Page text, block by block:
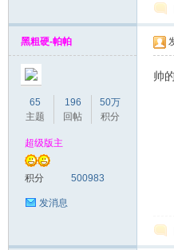
黑粗硬-帕帕
65
主题
196
回帖
50万
积分
超级版主
积分 500983
发消息
帅